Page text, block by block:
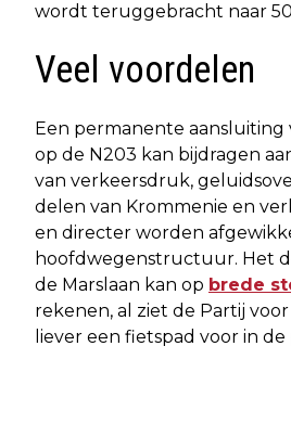
wordt teruggebracht naar
Veel voordelen
Een permanente aansluiting
op de N203 kan bijdragen
van verkeersdruk,
delen van Krommenie en
en directer worden
hoofdwegenstructuur. Het
de Marslaan kan op brede
rekenen, al ziet de Partij
liever een fietspad voor in